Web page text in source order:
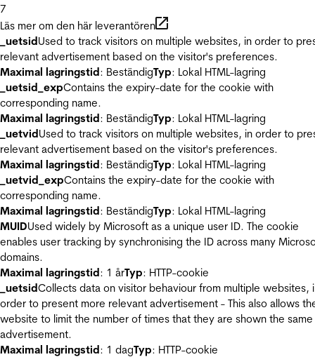
7
Läs mer om den här leverantören
_uetsidUsed to track visitors on multiple websites, in order to
relevant advertisement based on the visitor's preferences.
Maximal lagringstid: BeständigTyp: Lokal HTML-lagring
_uetsid_expContains the expiry-date for the cookie with
corresponding name.
Maximal lagringstid: BeständigTyp: Lokal HTML-lagring
_uetvidUsed to track visitors on multiple websites, in order to
relevant advertisement based on the visitor's preferences.
Maximal lagringstid: BeständigTyp: Lokal HTML-lagring
_uetvid_expContains the expiry-date for the cookie with
corresponding name.
Maximal lagringstid: BeständigTyp: Lokal HTML-lagring
MUIDUsed widely by Microsoft as a unique user ID. The cookie
enables user tracking by synchronising the ID across many
domains.
Maximal lagringstid: 1 årTyp: HTTP-cookie
_uetsidCollects data on visitor behaviour from multiple websites,
order to present more relevant advertisement - This also allows
website to limit the number of times that they are shown the same
advertisement.
Maximal lagringstid: 1 dagTyp: HTTP-cookie